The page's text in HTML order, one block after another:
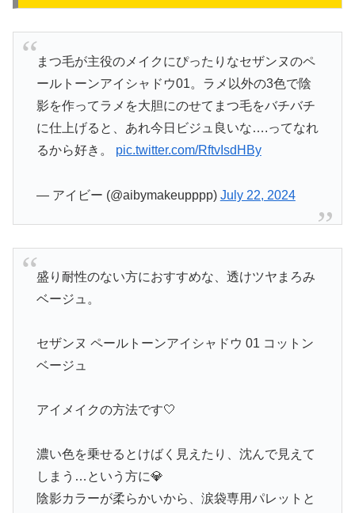
まつ毛が主役のメイクにぴったりなセザンヌのペ
ールトーンアイシャドウ01。ラメ以外の3色で陰
影を作ってラメを大胆にのせてまつ毛をバチバチ
に仕上げると、あれ今日ビジュ良いな….ってなれ
るから好き。 pic.twitter.com/RftvIsdHBy
— アイビー (@aibymakeupppp) July 22, 2024
盛り耐性のない方におすすめな、透けツヤまろみ
ベージュ。
セザンヌ ペールトーンアイシャドウ 01 コットン
ベージュ
アイメイクの方法です🤍
濃い色を乗せるとけばく見えたり、沈んで見えて
しまう…という方に💎
陰影カラーが柔らかいから、涙袋専用パレットと